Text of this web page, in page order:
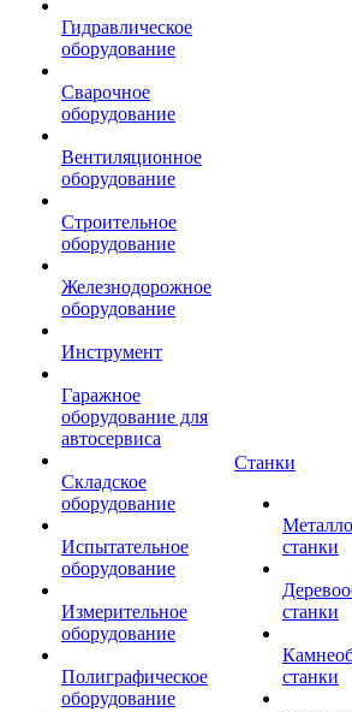
Гидравлическое
оборудование
Сварочное
оборудование
Вентиляционное
оборудование
Строительное
оборудование
Железнодорожное
оборудование
Инструмент
Гаражное
оборудование для
автосервиса
Складское
оборудование
Испытательное
оборудование
Измерительное
оборудование
Полиграфическое
оборудование
Станки
станки
станки
станки